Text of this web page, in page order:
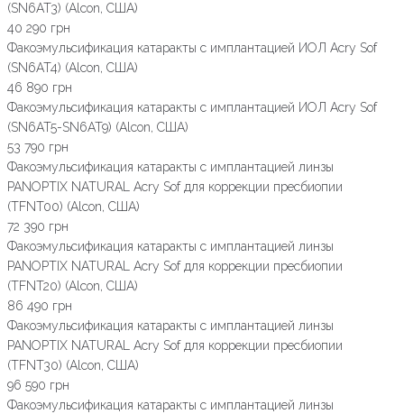
(SN6AT3) (Alcon, США)
40 290 грн
Факоэмульсификация катаракты с имплантацией ИОЛ Acry Sof
(SN6AT4) (Alcon, США)
46 890 грн
Факоэмульсификация катаракты с имплантацией ИОЛ Acry Sof
(SN6AT5-SN6AT9) (Alcon, США)
53 790 грн
Факоэмульсификация катаракты с имплантацией линзы
PANOPTIX NATURAL Acry Sof для коррекции пресбиопии
(TFNT00) (Alcon, США)
72 390 грн
Факоэмульсификация катаракты с имплантацией линзы
PANOPTIX NATURAL Acry Sof для коррекции пресбиопии
(TFNT20) (Alcon, США)
86 490 грн
Факоэмульсификация катаракты с имплантацией линзы
PANOPTIX NATURAL Acry Sof для коррекции пресбиопии
(TFNT30) (Alcon, США)
96 590 грн
Факоэмульсификация катаракты с имплантацией линзы